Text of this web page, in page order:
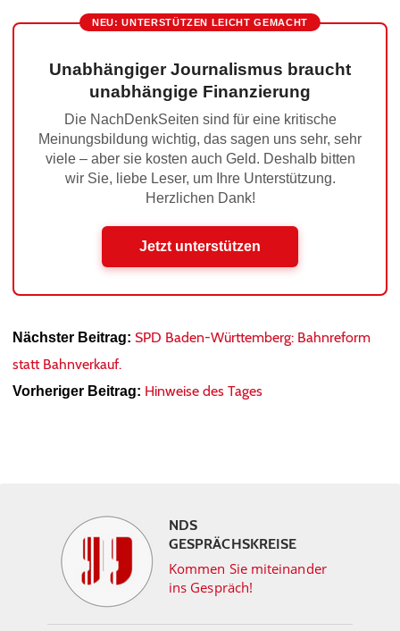
NEU: UNTERSTÜTZEN LEICHT GEMACHT
Unabhängiger Journalismus braucht
unabhängige Finanzierung
Die NachDenkSeiten sind für eine kritische
Meinungsbildung wichtig, das sagen uns sehr, sehr
viele – aber sie kosten auch Geld. Deshalb bitten
wir Sie, liebe Leser, um Ihre Unterstützung.
Herzlichen Dank!
Jetzt unterstützen
Nächster Beitrag: SPD Baden-Württemberg: Bahnreform
statt Bahnverkauf.
Vorheriger Beitrag: Hinweise des Tages
NDS
GESPRÄCHSKREISE
Kommen Sie miteinander
ins Gespräch!